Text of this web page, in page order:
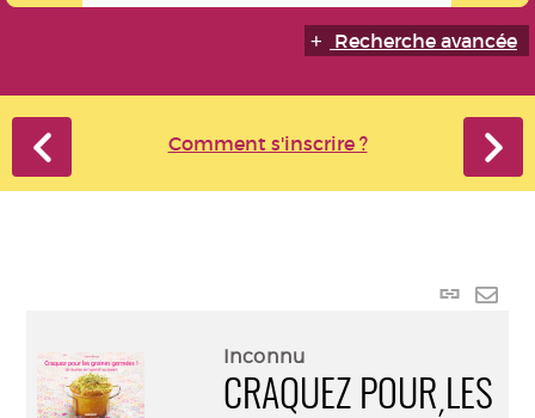
Recherche avancée
Comment s'inscrire ?
Lien
mail
Inconnu
CRAQUEZ POUR LES